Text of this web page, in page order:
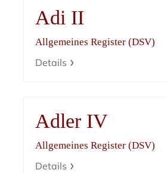
Adi II
Allgemeines Register (DSV)
Details
Adler IV
Allgemeines Register (DSV)
Details